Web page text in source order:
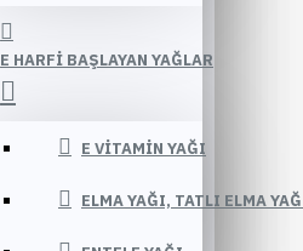
E HARFI BAŞLAYAN YAĞLAR
E VITAMIN YAĞI
ELMA YAĞI, TATLI ELMA